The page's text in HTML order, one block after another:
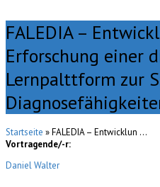
FALEDIA –
Erforschung einer
Lernpalttform zur
Startseite » FALEDIA – Entwicklun ...
Vortragende/-r:
Daniel Walter